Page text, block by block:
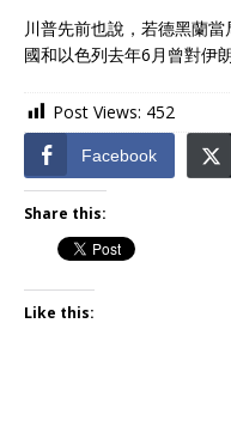
川普先前也說，若德黑蘭
國和以色列去年6月曾對伊
Post Views: 452
Facebook
Share this:
Like this: